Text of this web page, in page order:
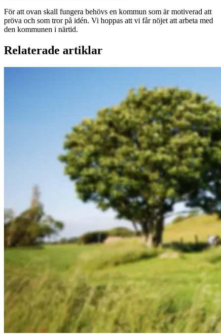
För att ovan skall fungera behövs en kommun som är motiverad att
pröva och som tror på idén. Vi hoppas att vi får nöjet att arbeta med
den kommunen i närtid.
Relaterade artiklar